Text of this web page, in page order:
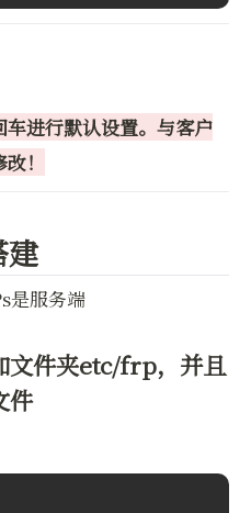
进行默认设置。与客户
！
建
是服务端
文件夹etc/frp，并且
件